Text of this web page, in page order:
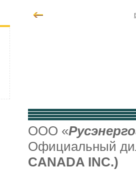
ООО «
Официальный
CANADA INC.)